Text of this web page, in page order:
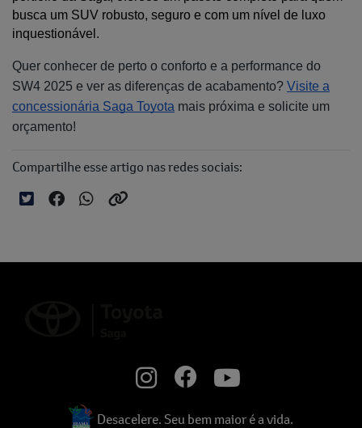
busca um SUV robusto, seguro e com um nível de luxo
inquestionável.
Quer conhecer de perto o conforto e a performance do
SW4 2025 e ver as diferenças de acabamento? Visite a
concessionária Saga Toyota mais próxima e solicite um
orçamento!
Compartilhe esse artigo nas redes sociais:
Desacelere. Seu bem maior é a vida.